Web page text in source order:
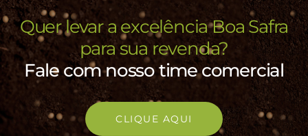
Quer levar a excelência Boa Safra
para sua revenda?
Fale com nosso time comercial
CLIQUE AQUI